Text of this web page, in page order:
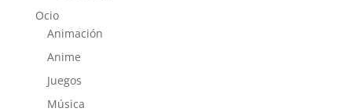
Ocio
Animación
Anime
Juegos
Música